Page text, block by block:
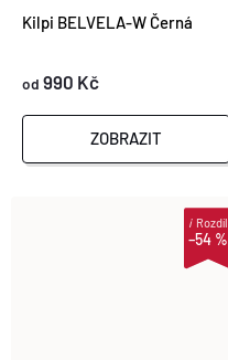
Kilpi BELVELA-W Černá
od 990 Kč
ZOBRAZIT
–54 %
iRozdíl